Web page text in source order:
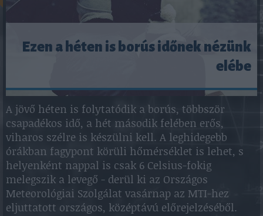
Ezen a héten is borús időnek nézünk
elébe
A jövő héten is folytatódik a borús, többször
csapadékos idő, a hét második felében erős,
viharos szélre is készülni kell. A leghidegebb
órákban fagypont körüli hőmérséklet is lehet, s
helyenként nappal is csak 6 Celsius-fokig
melegszik a levegő - derül ki az Országos
Meteorológiai Szolgálat vasárnap az MTI-hez
eljuttatott országos, középtávú előrejelzéséből.